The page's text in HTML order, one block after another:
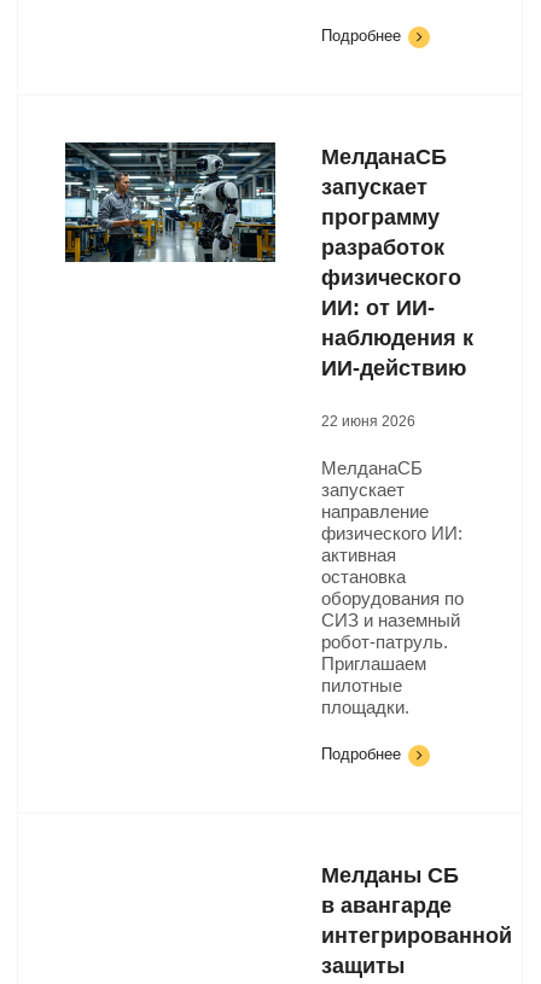
Подробнее
МелданаСБ
запускает
программу
разработок
физического
ИИ: от ИИ-
наблюдения к
ИИ-действию
22 июня 2026
МелданаСБ
запускает
направление
физического ИИ:
активная
остановка
оборудования по
СИЗ и наземный
робот-патруль.
Приглашаем
пилотные
площадки.
Подробнее
Мелданы СБ
в авангарде
интегрированной
защиты